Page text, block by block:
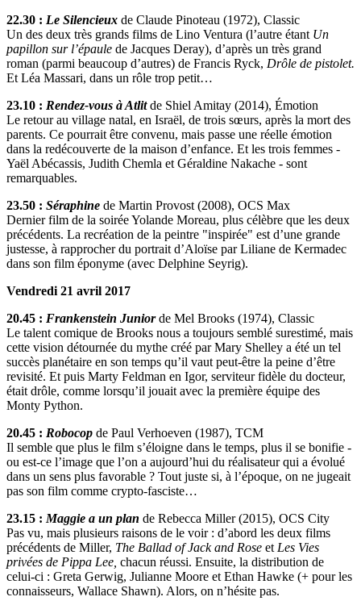
22.30 : Le Silencieux de Claude Pinoteau (1972), Classic
Un des deux très grands films de Lino Ventura (l’autre étant Un
papillon sur l’épaule de Jacques Deray), d’après un très grand
roman (parmi beaucoup d’autres) de Francis Ryck, Drôle de pistolet.
Et Léa Massari, dans un rôle trop petit…
23.10 : Rendez-vous à Atlitde Shiel Amitay (2014), Émotion
Le retour au village natal, en Israël, de trois sœurs, après la mort des
parents. Ce pourrait être convenu, mais passe une réelle émotion
dans la redécouverte de la maison d’enfance. Et les trois femmes -
Yaël Abécassis, Judith Chemla et Géraldine Nakache - sont
remarquables.
23.50 : Séraphine de Martin Provost (2008), OCS Max
Dernier film de la soirée Yolande Moreau, plus célèbre que les deux
précédents. La recréation de la peintre "inspirée" est d’une grande
justesse, à rapprocher du portrait d’Aloïse par Liliane de Kermadec
dans son film éponyme (avec Delphine Seyrig).
Vendredi 21 avril 2017
20.45 : Frankenstein Juniorde Mel Brooks (1974), Classic
Le talent comique de Brooks nous a toujours semblé surestimé, mais
cette vision détournée du mythe créé par Mary Shelley a été un tel
succès planétaire en son temps qu’il vaut peut-être la peine d’être
revisité. Et puis Marty Feldman en Igor, serviteur fidèle du docteur,
était drôle, comme lorsqu’il jouait avec la première équipe des
Monty Python.
20.45 : Robocop de Paul Verhoeven (1987), TCM
Il semble que plus le film s’éloigne dans le temps, plus il se bonifie -
ou est-ce l’image que l’on a aujourd’hui du réalisateur qui a évolué
dans un sens plus favorable ? Tout juste si, à l’époque, on ne jugeait
pas son film comme crypto-fasciste…
23.15 : Maggie a un plan de Rebecca Miller (2015), OCS City
Pas vu, mais plusieurs raisons de le voir : d’abord les deux films
précédents de Miller, The Ballad of Jack and Rose et Les Vies
privées de Pippa Lee, chacun réussi. Ensuite, la distribution de
celui-ci : Greta Gerwig, Julianne Moore et Ethan Hawke (+ pour les
connaisseurs, Wallace Shawn). Alors, on n’hésite pas.